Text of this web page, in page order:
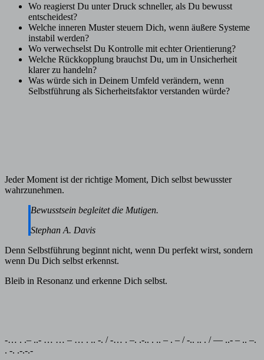
Wo reagierst Du unter Druck schneller, als Du bewusst
entscheidest?
Welche inneren Muster steuern Dich, wenn äußere Systeme
instabil werden?
Wo verwechselst Du Kontrolle mit echter Orientierung?
Welche Rückkopplung brauchst Du, um in Unsicherheit
klarer zu handeln?
Was würde sich in Deinem Umfeld verändern, wenn
Selbstführung als Sicherheitsfaktor verstanden würde?
Jeder Moment ist der richtige Moment, Dich selbst bewusster
wahrzunehmen.
Bewusstsein begleitet die Mutigen.
Stephan A. Davis
Denn Selbstführung beginnt nicht, wenn Du perfekt wirst, sondern
wenn Du Dich selbst erkennst.
Bleib in Resonanz und erkenne Dich selbst.
-… . .– ..- … … – … . .. -. / -… . –. .-.. . .. – . – / -.. .. . / — ..- – .. –.
. -. .-.-.-